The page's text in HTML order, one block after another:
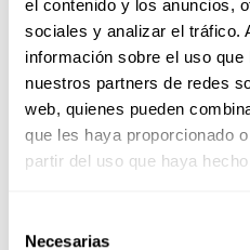
el contenido y los anuncios,
sociales y analizar el tráfico.
información sobre el uso
nuestros partners de redes
web, quienes pueden
que les haya proporcionado
partir del uso que haya
Necesarias
amarillos? Esto
¿Y lavarse los
desayunar?
Si eres del
“me
cada comida”, hay una
café, el jugo de naranja